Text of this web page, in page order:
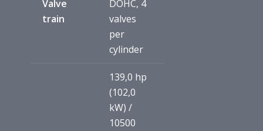
Valve
train
DOHC, 4
valves
per
cylinder
139,0 hp
(102,0
kW) /
10500